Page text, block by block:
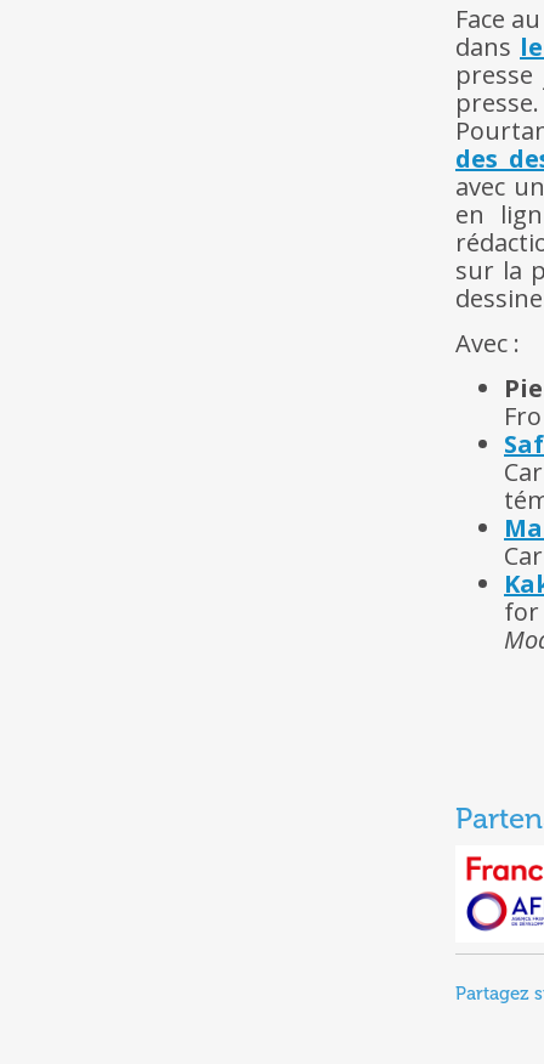
Face
dans
presse.
des
avec
en
sur la
Avec :
for
Partagez